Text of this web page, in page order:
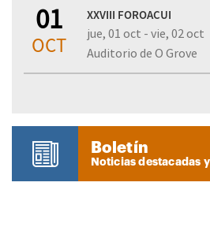
01
OCT
XXVIII FOROACUI
jue, 01 oct - vie, 02 oct
Auditorio de O Grove
Boletín
Noticias destacadas